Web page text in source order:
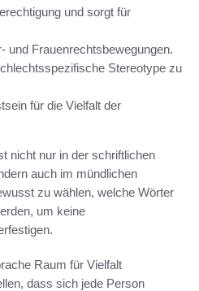
und sorgt für
und Frauenrechtsbewegungen.
Stereotype zu
für die Vielfalt der
nicht nur in der schriftlichen
auch im mündlichen
zu wählen, welche Wörter
um keine
Raum für Vielfalt
dass sich jede Person